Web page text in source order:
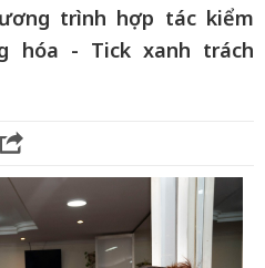
trình hợp tác kiểm
hóa - Tick xanh trách